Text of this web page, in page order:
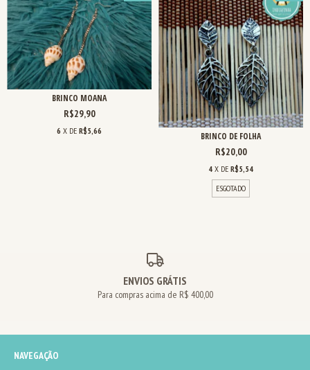
BRINCO MOANA
R$29,90
6 X DE R$5,66 BRINCO DE FOLHA
R$20,00
4 X DE R$5,54
ESGOTADO
ENVIOS GRÁTIS
Para compras acima de R$ 400,00
NAVEGAÇÃO